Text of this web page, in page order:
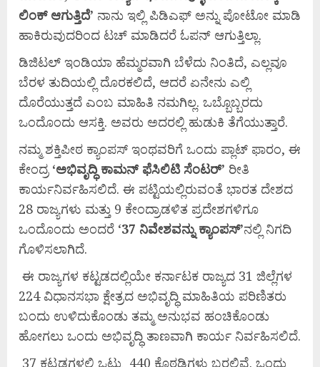
ಲಿಂಕ್ ಆಗುತ್ತಿದೆ’ ನಾನು ಇಲ್ಲಿ ಪಿಡಿಎಫ್ ಅನ್ನು ಪೋಟೋ ಮಾಡಿ
ಹಾಕಿರುವುದರಿಂದ ಟಚ್ ಮಾಡಿದರೆ ಓಪನ್ ಆಗುತ್ತಿಲ್ಲಾ.
ಡಿಜಿಟಲ್ ಇಂಡಿಯಾ ಹೆಮ್ಮರವಾಗಿ ಬೆಳೆದು ನಿಂತಿದೆ, ಎಲ್ಲವೂ
ಬೆರಳ ತುದಿಯಲ್ಲಿ ದೊರಕಲಿದೆ, ಆದರೆ ಏನೇನು ಎಲ್ಲಿ
ದೊರೆಯುತ್ತದೆ ಎಂಬ ಮಾಹಿತಿ ನಮಗಿಲ್ಲ. ಒಬ್ಬೊಬ್ಬರದು
ಒಂದೊಂದು ಆಸಕ್ತಿ. ಅವರು ಅದರಲ್ಲಿ ಹುಡುಕಿ ತೆಗೆಯುತ್ತಾರೆ.
ನಮ್ಮ ಶಕ್ತಿಪೀಠ ಕ್ಯಾಂಪಸ್ ಇಂಥವರಿಗೆ ಒಂದು ಪ್ಲಾಟ್ ಫಾರಂ, ಈ
ಕೇಂದ್ರ ‘ಅಭಿವೃದ್ಧಿ ಕಾಮನ್ ಫೆಸಿಲಿಟಿ ಸೆಂಟರ್’ ರೀತಿ
ಕಾರ್ಯನಿರ್ವಹಿಸಲಿದೆ. ಈ ಪಟ್ಟಿಯಲ್ಲಿರುವಂತೆ ಭಾರತ ದೇಶದ
28 ರಾಜ್ಯಗಳು ಮತ್ತು 9 ಕೇಂದ್ರಾಡಳಿತ ಪ್ರದೇಶಗಳಿಗೂ
ಒಂದೊಂದು ಅಂದರೆ ‘37 ನಿವೇಶವನ್ನುಕ್ಯಾಂಪಸ್’ನಲ್ಲಿ ನಿಗದಿ
ಗೊಳಿಸಲಾಗಿದೆ.
ಈ ರಾಜ್ಯಗಳ ಕಟ್ಟಡದಲ್ಲಿಯೇ ಕರ್ನಾಟಕ ರಾಜ್ಯದ 31 ಜಿಲ್ಲೆಗಳ
224 ವಿಧಾನಸಭಾ ಕ್ಷೇತ್ರದ ಅಭಿವೃದ್ಧಿ ಮಾಹಿತಿಯ ಪರಿಣಿತರು
ಬಂದು ಉಳಿದುಕೊಂಡು ತಮ್ಮ ಅನುಭವ ಹಂಚಿಕೊಂಡು
ಹೋಗಲು ಒಂದು ಅಭಿವೃದ್ಧಿ ತಾಣವಾಗಿ ಕಾರ್ಯ ನಿರ್ವಹಿಸಲಿದೆ.
37 ಕಟ್ಟಡಗಳಲ್ಲಿ ಒಟ್ಟು 440 ಕೊಠಡಿಗಳು ಬರಲಿವೆ. ಒಂದು